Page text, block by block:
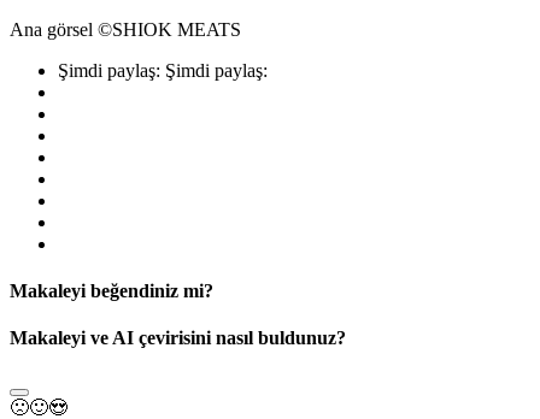
Ana görsel ©SHIOK MEATS
Şimdi paylaş: Şimdi paylaş:
Makaleyi beğendiniz mi?
Makaleyi ve AI çevirisini nasıl buldunuz?
🙁🙂😍